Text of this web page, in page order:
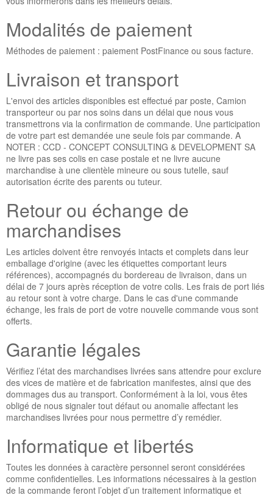
Modalités de paiement
Méthodes de paiement : paiement PostFinance ou sous facture.
Livraison et transport
L'envoi des articles disponibles est effectué par poste, Camion
transporteur ou par nos soins dans un délai que nous vous
transmettrons via la confirmation de commande. Une participation
de votre part est demandée une seule fois par commande. A
NOTER : CCD - CONCEPT CONSULTING & DEVELOPMENT SA
ne livre pas ses colis en case postale et ne livre aucune
marchandise à une clientèle mineure ou sous tutelle, sauf
autorisation écrite des parents ou tuteur.
Retour ou échange de
marchandises
Les articles doivent être renvoyés intacts et complets dans leur
emballage d'origine (avec les étiquettes comportant leurs
références), accompagnés du bordereau de livraison, dans un
délai de 7 jours après réception de votre colis. Les frais de port liés
au retour sont à votre charge. Dans le cas d'une commande
échange, les frais de port de votre nouvelle commande vous sont
offerts.
Garantie légales
Vérifiez l’état des marchandises livrées sans attendre pour exclure
des vices de matière et de fabrication manifestes, ainsi que des
dommages dus au transport. Conformément à la loi, vous êtes
obligé de nous signaler tout défaut ou anomalie affectant les
marchandises livrées pour nous permettre d’y remédier.
Informatique et libertés
Toutes les données à caractère personnel seront considérées
comme confidentielles. Les informations nécessaires à la gestion
de la commande feront l’objet d’un traitement informatique et